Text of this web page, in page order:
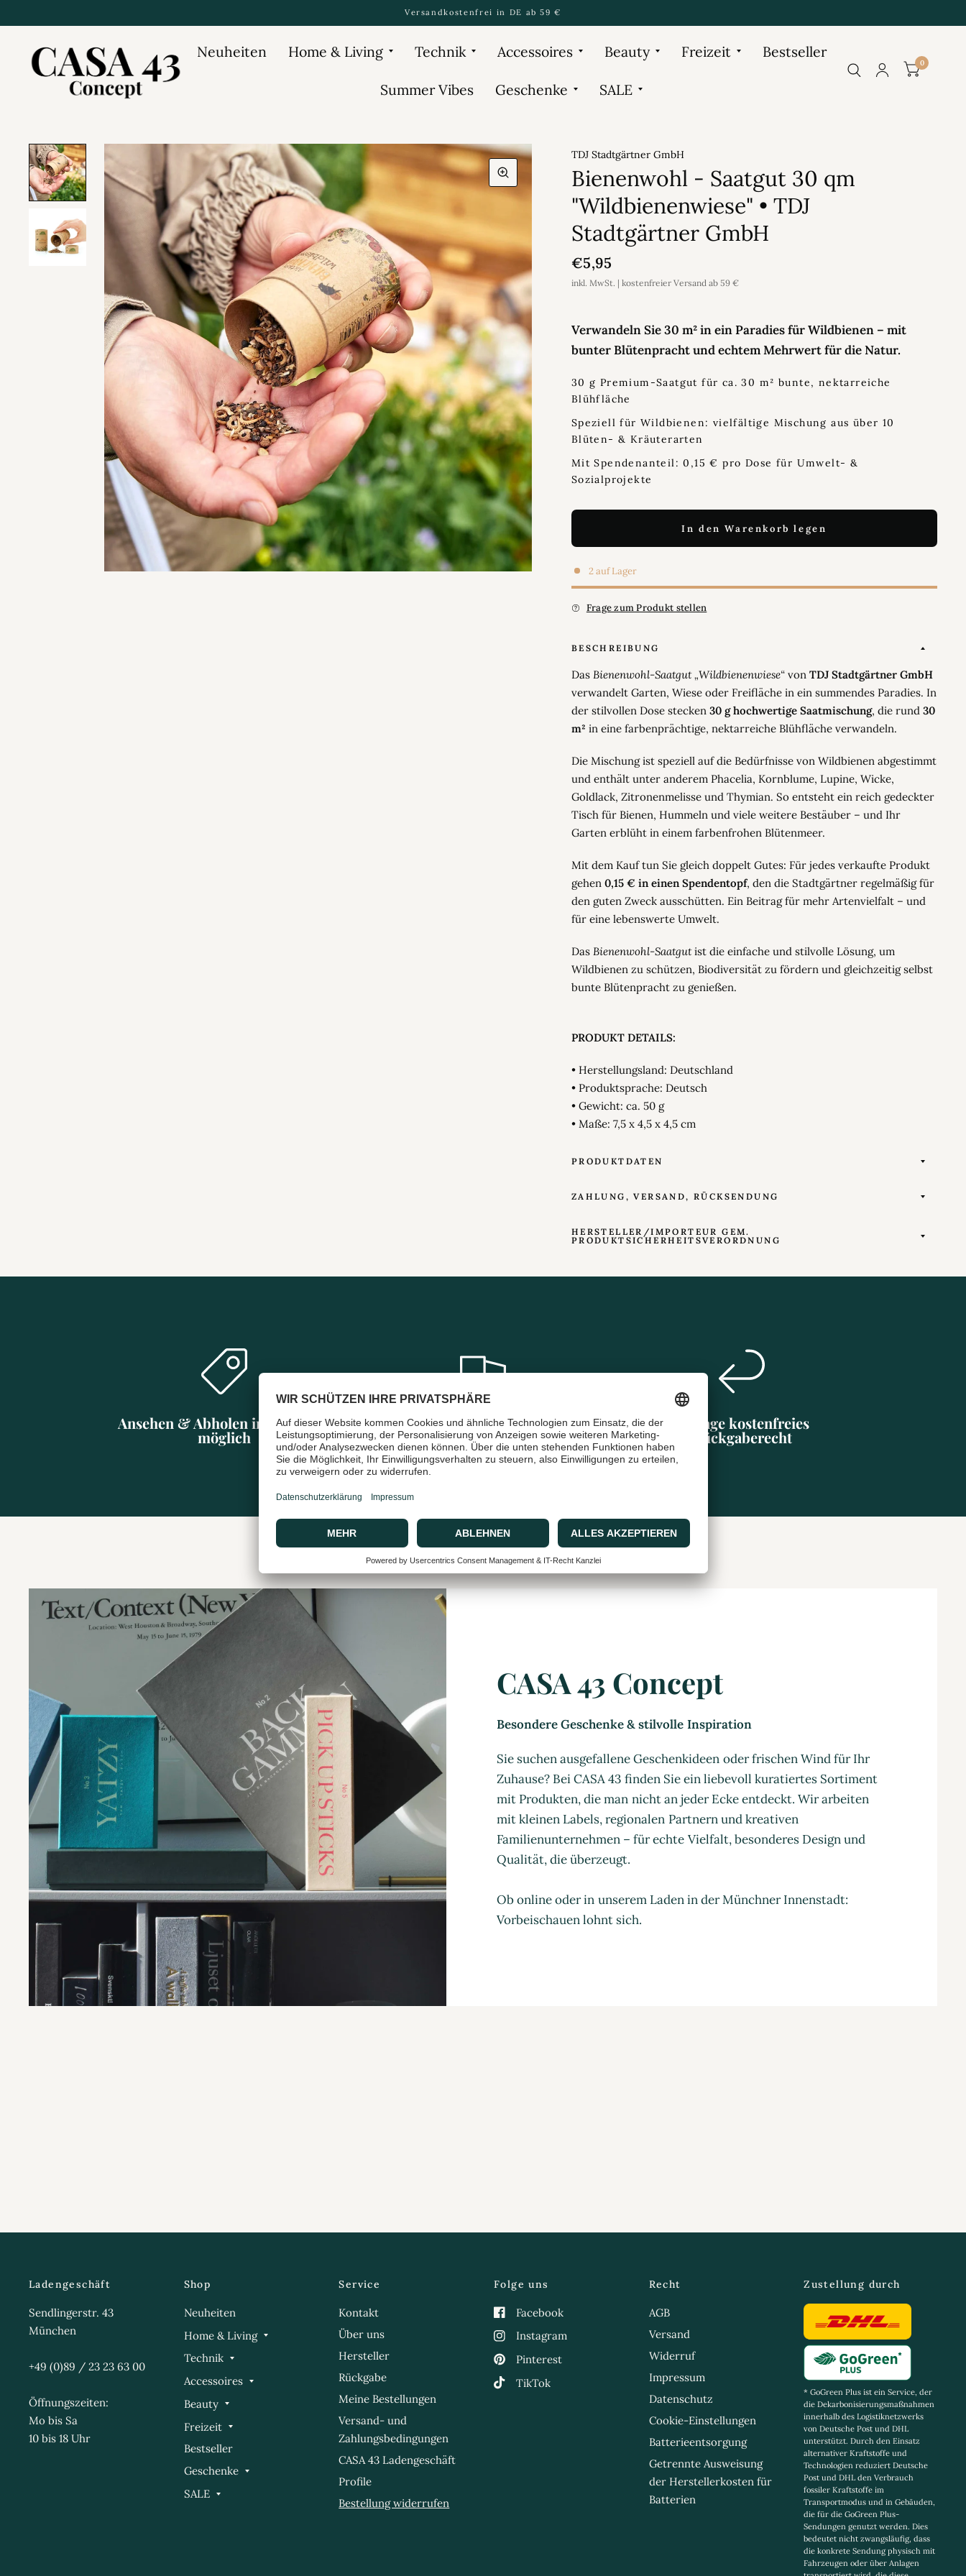
Versandkostenfrei in DE ab 59 €
Neuheiten Home & Living Technik Accessoires Beauty Freizeit Bestseller
Summer Vibes Geschenke SALE
0
TDJ Stadtgärtner GmbH
Bienenwohl - Saatgut 30 qm
"Wildbienenwiese" • TDJ
Stadtgärtner GmbH
€5,95
inkl. MwSt. | kostenfreier Versand ab 59 €
Verwandeln Sie 30 m² in ein Paradies für Wildbienen – mit
bunter Blütenpracht und echtem Mehrwert für die Natur.
30 g Premium-Saatgut für ca. 30 m² bunte, nektarreiche
Blühfläche
Speziell für Wildbienen: vielfältige Mischung aus über 10
Blüten- & Kräuterarten
Mit Spendenanteil: 0,15 € pro Dose für Umwelt- &
Sozialprojekte
In den Warenkorb legen
2 auf Lager
Frage zum Produkt stellen
BESCHREIBUNG
Das Bienenwohl-Saatgut „Wildbienenwiese“von TDJ Stadtgärtner GmbH
verwandelt Garten, Wiese oder Freifläche in ein summendes Paradies. In
der stilvollen Dose stecken 30 g hochwertige Saatmischung, die rund 30
m² in eine farbenprächtige, nektarreiche Blühfläche verwandeln.
Die Mischung ist speziell auf die Bedürfnisse von Wildbienen abgestimmt
und enthält unter anderem Phacelia, Kornblume, Lupine, Wicke,
Goldlack, Zitronenmelisse und Thymian. So entsteht ein reich gedeckter
Tisch für Bienen, Hummeln und viele weitere Bestäuber – und Ihr
Garten erblüht in einem farbenfrohen Blütenmeer.
Mit dem Kauf tun Sie gleich doppelt Gutes: Für jedes verkaufte Produkt
gehen 0,15 € in einen Spendentopf, den die Stadtgärtner regelmäßig für
den guten Zweck ausschütten. Ein Beitrag für mehr Artenvielfalt – und
für eine lebenswerte Umwelt.
Das Bienenwohl-Saatgutist die einfache und stilvolle Lösung, um
Wildbienen zu schützen, Biodiversität zu fördern und gleichzeitig selbst
bunte Blütenpracht zu genießen.
PRODUKT DETAILS:
• Herstellungsland: Deutschland
• Produktsprache: Deutsch
• Gewicht: ca. 50 g
• Maße: 7,5 x 4,5 x 4,5 cm
PRODUKTDATEN
ZAHLUNG, VERSAND, RÜCKSENDUNG
HERSTELLER/IMPORTEUR GEM.
PRODUKTSICHERHEITSVERORDNUNG
Ansehen & Abholen in München
möglich
Schneller & sicherer Versand
mit DHL
30 Tage kostenfreies
Rückgaberecht
CASA 43 Concept
Besondere Geschenke & stilvolle Inspiration
Sie suchen ausgefallene Geschenkideen oder frischen Wind für Ihr
Zuhause? Bei CASA 43 finden Sie ein liebevoll kuratiertes Sortiment
mit Produkten, die man nicht an jeder Ecke entdeckt. Wir arbeiten
mit kleinen Labels, regionalen Partnern und kreativen
Familienunternehmen – für echte Vielfalt, besonderes Design und
Qualität, die überzeugt.
Ob online oder in unserem Laden in der Münchner Innenstadt:
Vorbeischauen lohnt sich.
Ladengeschäft
Sendlingerstr. 43
München
+49 (0)89 / 23 23 63 00
Öffnungszeiten:
Mo bis Sa
10 bis 18 Uhr
Shop
Neuheiten
Home & Living
Technik
Accessoires
Beauty
Freizeit
Bestseller
Geschenke
SALE
Service
Kontakt
Über uns
Hersteller
Rückgabe
Meine Bestellungen
Versand- und
Zahlungsbedingungen
CASA 43 Ladengeschäft
Profile
Bestellung widerrufen
Folge uns
Facebook
Instagram
Pinterest
TikTok
Recht
AGB
Versand
Widerruf
Impressum
Datenschutz
Cookie-Einstellungen
Batterieentsorgung
Getrennte Ausweisung
der Herstellerkosten für
Batterien
Zustellung durch
* GoGreen Plus ist ein Service, der
die Dekarbonisierungsmaßnahmen
innerhalb des Logistiknetzwerks
von Deutsche Post und DHL
unterstützt. Durch den Einsatz
alternativer Kraftstoffe und
Technologien reduziert Deutsche
Post und DHL den Verbrauch
fossiler Kraftstoffe im
Transportmodus und in Gebäuden,
die für die GoGreen Plus-
Sendungen genutzt werden. Dies
bedeutet nicht zwangsläufig, dass
die konkrete Sendung physisch mit
Fahrzeugen oder über Anlagen